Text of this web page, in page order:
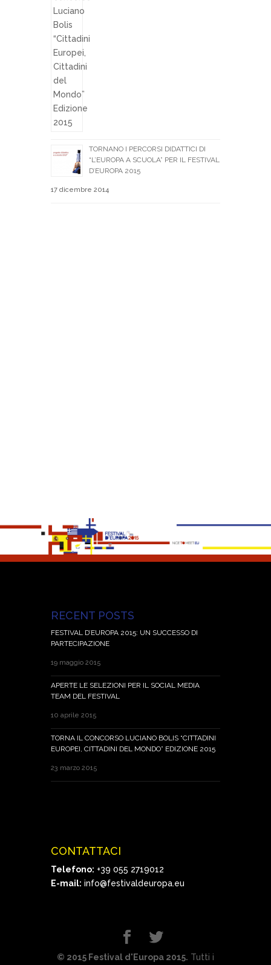
TORNANO I PERCORSI DIDATTICI DI
“L’EUROPA A SCUOLA” PER IL FESTIVAL
D’EUROPA 2015
17 dicembre 2014
RECENT POSTS
FESTIVAL D’EUROPA 2015: UN SUCCESSO DI
PARTECIPAZIONE
19 maggio 2015
APERTE LE SELEZIONI PER IL SOCIAL MEDIA
TEAM DEL FESTIVAL
10 aprile 2015
TORNA IL CONCORSO LUCIANO BOLIS “CITTADINI
EUROPEI, CITTADINI DEL MONDO” EDIZIONE 2015
23 marzo 2015
CONTATTACI
Telefono: +39 055 2719012
E-mail: info@festivaldeuropa.eu
© 2015 Festival d'Europa 2015. Tutti i